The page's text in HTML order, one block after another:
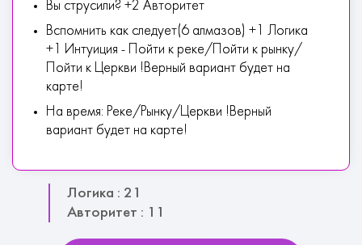
Вы струсили? +2 Авторитет
Вспомнить как следует(6 алмазов) +1 Логика
+1 Интуиция - Пойти к реке/Пойти к рынку/
Пойти к Церкви !Верный вариант будет на
карте!
На время: Реке/Рынку/Церкви !Верный
вариант будет на карте!
Логика : 21
Авторитет : 11